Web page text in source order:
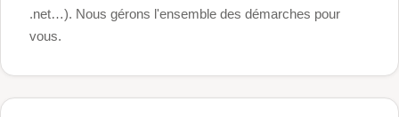
.net…). Nous gérons l'ensemble des démarches pour
vous.